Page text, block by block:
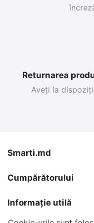
în stoc
26 999MDL
30 799 MDL -12%
Returnarea
Aveți la
Smarti.md
Cumpărătorului
Informație utilă